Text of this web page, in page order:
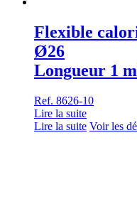
Flexible
Ø26
Longueur 1
Ref. 8626-10
Lire la suite
Lire la suite Voir les